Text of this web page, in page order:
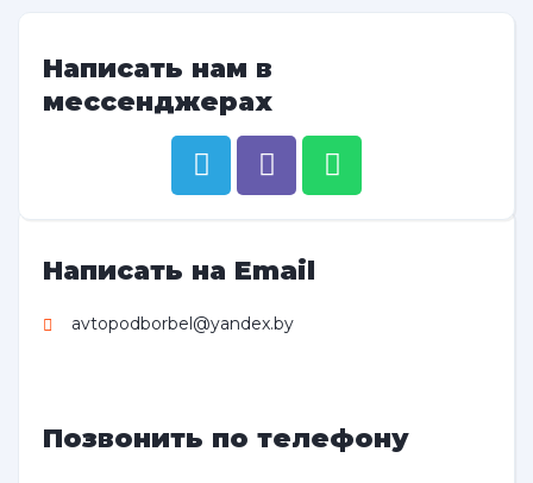
Написать нам в
мессенджерах
Написать на Email
avtopodborbel@yandex.by
Позвонить по телефону